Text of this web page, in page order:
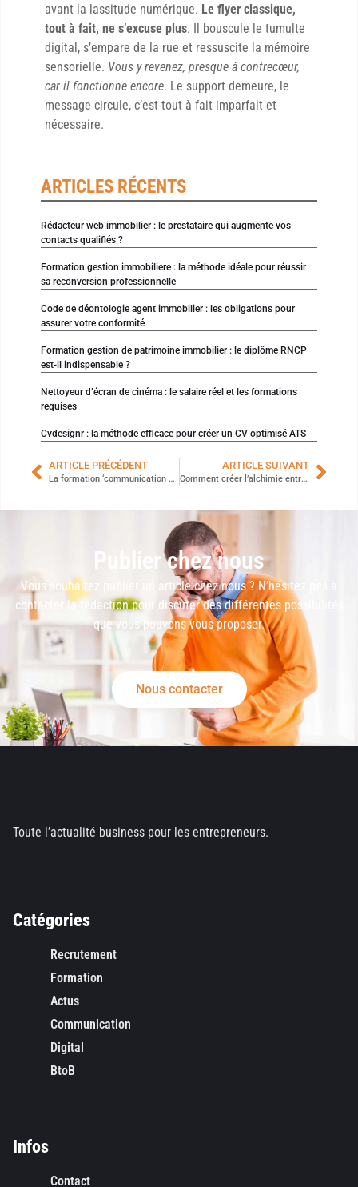
avant la lassitude numérique. Le flyer classique,
tout à fait, ne s’excuse plus. Il bouscule le tumulte
digital, s’empare de la rue et ressuscite la mémoire
sensorielle. Vous y revenez, presque à contrecœur,
car il fonctionne encore. Le support demeure, le
message circule, c’est tout à fait imparfait et
nécessaire.
ARTICLES RÉCENTS
Rédacteur web immobilier : le prestataire qui augmente vos
contacts qualifiés ?
Formation gestion immobiliere : la méthode idéale pour réussir
sa reconversion professionnelle
Code de déontologie agent immobilier : les obligations pour
assurer votre conformité
Formation gestion de patrimoine immobilier : le diplôme RNCP
est-il indispensable ?
Nettoyeur d’écran de cinéma : le salaire réel et les formations
requises
Cvdesignr : la méthode efficace pour créer un CV optimisé ATS
ARTICLE PRÉCÉDENT
La formation ‘communication assertive’ : une clé de réussite dans les relations professionnelles
ARTICLE SUIVANT
Comment créer l’alchimie entre collaborateurs via le Team Building ?
Publier chez nous
Vous souhaitez publier un article chez nous ? N’hésitez pas à
contacter la rédaction pour discuter des différentes possibilités
que vous pouvons vous proposer.
Nous contacter
Toute l’actualité business pour les entrepreneurs.
Catégories
Recrutement
Formation
Actus
Communication
Digital
BtoB
Infos
Contact